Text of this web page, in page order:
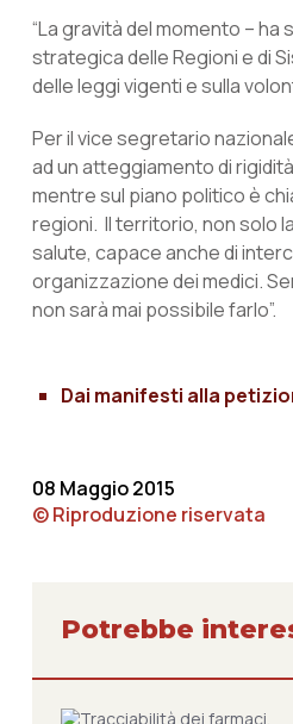
“La gravità del momento –
strategica delle Regioni e di
delle leggi vigenti e sulla
Per il vice segretario
ad un atteggiamento di
mentre sul piano politico è
regioni. Il territorio, non solo
salute, capace anche di
organizzazione dei medici.
non sarà mai possibile farlo”.
Dai manifesti alla
08 Maggio 2015
© Riproduzione riservata
Potrebbe